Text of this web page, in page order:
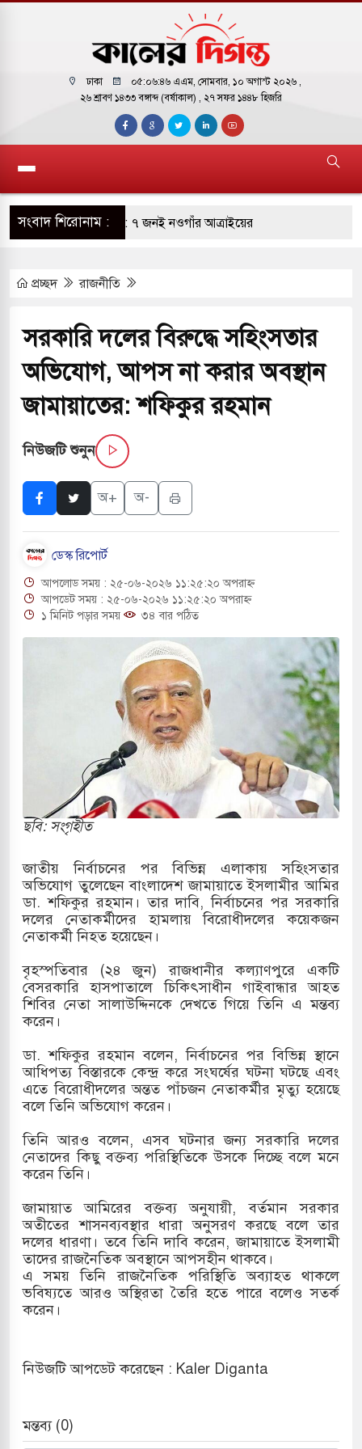
ঢাকা ০৫:০৬:৪৭ এএম, সোমবার, ১০ অগাস্ট ২০২৬ ,
২৬ শ্রাবণ ১৪৩৩ বঙ্গাব্দ (বর্ষাকাল) , ২৭ সফর ১৪৪৮ হিজরি
সংবাদ শিরোনাম :
আগুন ১৭ জনের মৃত্যু: ৭ জনই নওগাঁর আত্রাইয়ের
রুটে কাল থেকে চালু হচ্ছে ‘অভিযাত্রী কমিউটার’
শহরমুখী হতে হবে না: স্বাস্থ্যমন্ত্রী
একসঙ্গে বসলে সমস্যার সমাধান সম্ভব:
অনুমতি ছাড়াই চলছে অবৈধ খেয়া নৌকা টোল আদায়
কুলাউড়া সীমান্তে বিএসএফের গুলিতে বাংলাদেশি
‘গঙ্গা জল’ ঢালার ঘোষণা হিন্দু রক্ষা দলের
কাছে দোয়া চাইলেন প্রধানমন্ত্রী তারেক রহমান
সফরে দক্ষিণ সুদান ও আবেই গেলেন সেনাপ্রধান
ফ্রি ব্যবহারকারীদের জন্য মেসেজ লিমিট তুলে নিল
পাকিস্তানি হাইকমিশনারের বাসভবনে আগুন, আইসিইউতে
হয়ে আসছে ‘স্পেশাল রেসপন্স ব্যাটালিয়ন
বাসের মুখোমুখি সংঘর্ষে ৯ জন নিহত
৬ শ্রমিক নিহত, আহত ১৫
শব্দদূষণ নিয়ন্ত্রণে দেড় হাজার মসজিদ থেকে মাইক
বন্দুকধারীর গুলিতে শিক্ষক নিহত, হামলাকারীর আত্মহত্যা
মধ্যপ্রাচ্যে ব্ল্যাকআউটের কঠোর হুঁশিয়ারি ইরানের
বিমানবন্দরের নিরাপত্তা তল্লাশিতে ছাড় দেওয়া হবে না:
দক্ষিণ কোরিয়ার বন্দি ২৫ শতাংশ বেড়েছে
প্রচ্ছদ রাজনীতি
সরকারি দলের বিরুদ্ধে সহিংসতার
অভিযোগ, আপস না করার অবস্থান
জামায়াতের: শফিকুর রহমান
নিউজটি শুনুন
অ+ অ-
ডেস্ক রিপোর্ট
আপলোড সময় : ২৫-০৬-২০২৬ ১১:২৫:২০ অপরাহ্ন
আপডেট সময় : ২৫-০৬-২০২৬ ১১:২৫:২০ অপরাহ্ন
১ মিনিট পড়ার সময়
৩৪ বার পঠিত
ছবি: সংগৃহীত
জাতীয় নির্বাচনের পর বিভিন্ন এলাকায় সহিংসতার
অভিযোগ তুলেছেন বাংলাদেশ জামায়াতে ইসলামীর আমির
ডা. শফিকুর রহমান। তার দাবি, নির্বাচনের পর সরকারি
দলের নেতাকর্মীদের হামলায় বিরোধীদলের কয়েকজন
নেতাকর্মী নিহত হয়েছেন।
বৃহস্পতিবার (২৪ জুন) রাজধানীর কল্যাণপুরে একটি
বেসরকারি হাসপাতালে চিকিৎসাধীন গাইবান্ধার আহত
শিবির নেতা সালাউদ্দিনকে দেখতে গিয়ে তিনি এ মন্তব্য
করেন।
ডা. শফিকুর রহমান বলেন, নির্বাচনের পর বিভিন্ন স্থানে
আধিপত্য বিস্তারকে কেন্দ্র করে সংঘর্ষের ঘটনা ঘটছে এবং
এতে বিরোধীদলের অন্তত পাঁচজন নেতাকর্মীর মৃত্যু হয়েছে
বলে তিনি অভিযোগ করেন।
তিনি আরও বলেন, এসব ঘটনার জন্য সরকারি দলের
নেতাদের কিছু বক্তব্য পরিস্থিতিকে উসকে দিচ্ছে বলে মনে
করেন তিনি।
জামায়াত আমিরের বক্তব্য অনুযায়ী, বর্তমান সরকার
অতীতের শাসনব্যবস্থার ধারা অনুসরণ করছে বলে তার
দলের ধারণা। তবে তিনি দাবি করেন, জামায়াতে ইসলামী
তাদের রাজনৈতিক অবস্থানে আপসহীন থাকবে।
এ সময় তিনি রাজনৈতিক পরিস্থিতি অব্যাহত থাকলে
ভবিষ্যতে আরও অস্থিরতা তৈরি হতে পারে বলেও সতর্ক
করেন।
নিউজটি আপডেট করেছেন : Kaler Diganta
মন্তব্য (0)